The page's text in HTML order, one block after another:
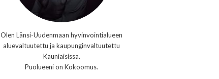
Olen Länsi-Uudenmaan hyvinvointialueen
aluevaltuutettu ja kaupunginvaltuutettu
Kauniaisissa.
Puolueeni on Kokoomus.